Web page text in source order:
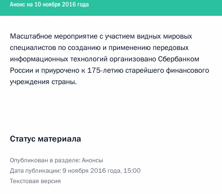
Анонс на 10 ноября 2016 года
Масштабное мероприятие с участием видных мировых
специалистов по созданию и применению передовых
информационных технологий организовано Сбербанком
России и приурочено к 175-летию старейшего финансового
учреждения страны.
Статус материала
Опубликован в разделе:Анонсы
Дата публикации:9 ноября 2016 года, 15:00
Текстовая версия